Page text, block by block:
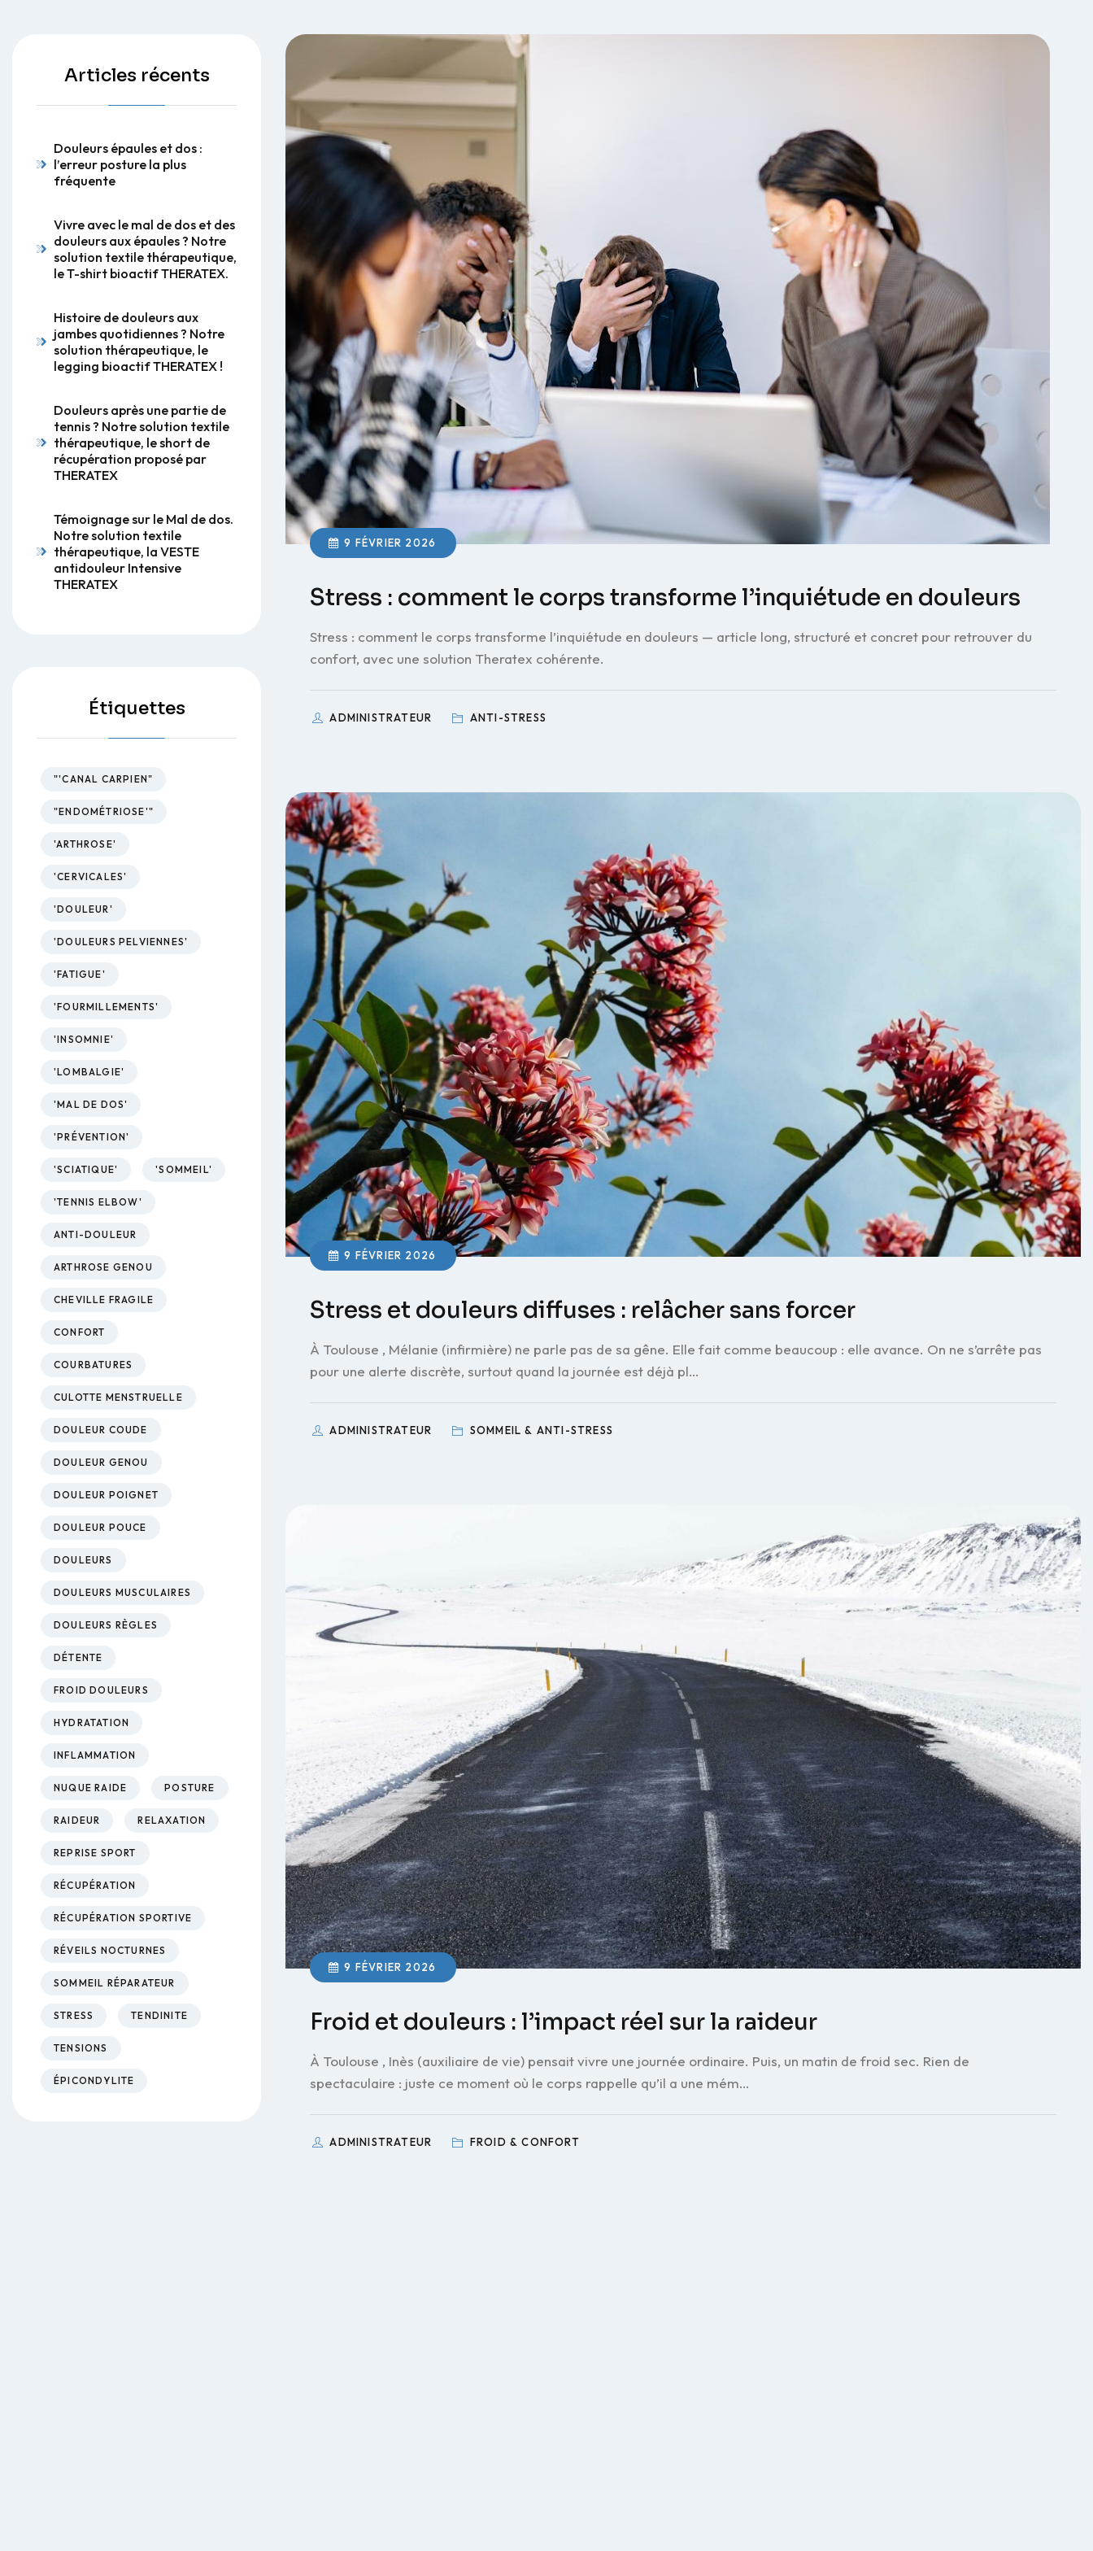
9 FÉVRIER 2026
Stress : comment le corps transforme l’inquiétude en douleurs
Stress : comment le corps transforme l’inquiétude en douleurs — article long, structuré et concret pour retrouver du
confort, avec une solution Theratex cohérente.
ADMINISTRATEUR ANTI-STRESS
9 FÉVRIER 2026
Stress et douleurs diffuses : relâcher sans forcer
À Toulouse , Mélanie (infirmière) ne parle pas de sa gêne. Elle fait comme beaucoup : elle avance. On ne s’arrête pas
pour une alerte discrète, surtout quand la journée est déjà pl…
ADMINISTRATEUR SOMMEIL & ANTI-STRESS
9 FÉVRIER 2026
Froid et douleurs : l’impact réel sur la raideur
À Toulouse , Inès (auxiliaire de vie) pensait vivre une journée ordinaire. Puis, un matin de froid sec. Rien de
spectaculaire : juste ce moment où le corps rappelle qu’il a une mém…
ADMINISTRATEUR FROID & CONFORT
Articles récents
Douleurs épaules et dos :
l’erreur posture la plus
fréquente
Vivre avec le mal de dos et des
douleurs aux épaules ? Notre
solution textile thérapeutique,
le T-shirt bioactif THERATEX.
Histoire de douleurs aux
jambes quotidiennes ? Notre
solution thérapeutique, le
legging bioactif THERATEX !
Douleurs après une partie de
tennis ? Notre solution textile
thérapeutique, le short de
récupération proposé par
THERATEX
Témoignage sur le Mal de dos.
Notre solution textile
thérapeutique, la VESTE
antidouleur Intensive
THERATEX
Étiquettes
"'CANAL CARPIEN"
"ENDOMÉTRIOSE'"
'ARTHROSE'
'CERVICALES'
'DOULEUR'
'DOULEURS PELVIENNES'
'FATIGUE'
'FOURMILLEMENTS'
'INSOMNIE'
'LOMBALGIE'
'MAL DE DOS'
'PRÉVENTION'
'SCIATIQUE' 'SOMMEIL'
'TENNIS ELBOW'
ANTI-DOULEUR
ARTHROSE GENOU
CHEVILLE FRAGILE
CONFORT
COURBATURES
CULOTTE MENSTRUELLE
DOULEUR COUDE
DOULEUR GENOU
DOULEUR POIGNET
DOULEUR POUCE
DOULEURS
DOULEURS MUSCULAIRES
DOULEURS RÈGLES
DÉTENTE
FROID DOULEURS
HYDRATATION
INFLAMMATION
NUQUE RAIDE POSTURE
RAIDEUR RELAXATION
REPRISE SPORT
RÉCUPÉRATION
RÉCUPÉRATION SPORTIVE
RÉVEILS NOCTURNES
SOMMEIL RÉPARATEUR
STRESS TENDINITE
TENSIONS
ÉPICONDYLITE